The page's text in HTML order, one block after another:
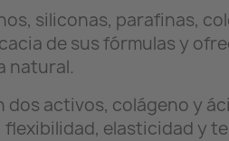
siliconas, parafinas,
de sus fórmulas y
natural.
activos, colágeno y
elasticidad y